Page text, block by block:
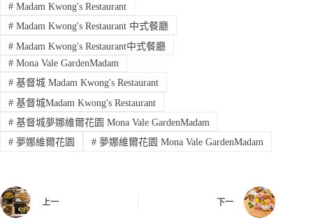
#Madam Kwong's Restaurant
#Madam Kwong's Restaurant 中式餐廳
#Madam Kwong's Restaurant中式餐廳
#Mona Vale GardenMadam
#基督城 Madam Kwong's Restaurant
#基督城Madam Kwong's Restaurant
#基督城夢娜維爾花園 Mona Vale GardenMadam
#夢娜維爾花園 #夢娜維爾花園 Mona Vale GardenMadam
上一 下一